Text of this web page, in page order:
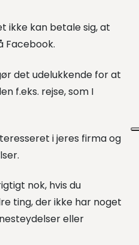
ikke kan betale sig, at
Facebook.
det udelukkende for at
f.eks. rejse, som I
i jeres firma og
nok, hvis du
ting, der ikke har noget
eller